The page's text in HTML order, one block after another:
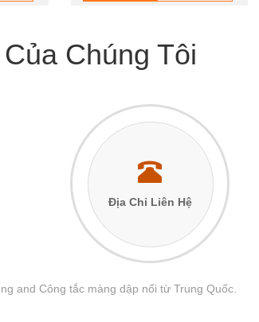
Chúng Tôi
Địa Chỉ Liên Hệ
and Công tắc màng dập nổi từ Trung Quốc.